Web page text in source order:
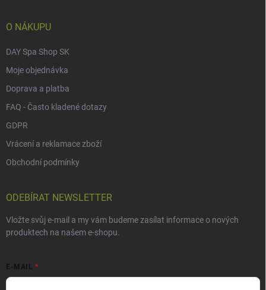
O NÁKUPU
DAY Spa Shop SK
Moje objednávka
Doprava a platba
FAQ - Často kladené dotazy
GDPR
Vrácení a reklamace zboží
Obchodní podmínky
ODEBÍRAT NEWSLETTER
Vložte svůj e-mail a my vám budeme zasílat informace o nových
produktech na našem e-shopu.
E-MAIL